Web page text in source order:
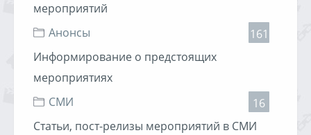
мероприятий
Анонсы
161
Информирование о предстоящих
мероприятиях
СМИ
16
Статьи, пост-релизы мероприятий в СМИ
Положение о Комитете официальных лиц и
судейства РАФ
Читать дальше »